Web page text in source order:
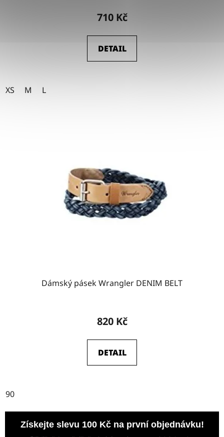
710 Kč
DETAIL
XS M L
Dámský pásek Wrangler DENIM BELT
820 Kč
DETAIL
90
Získejte slevu 100 Kč na první objednávku!